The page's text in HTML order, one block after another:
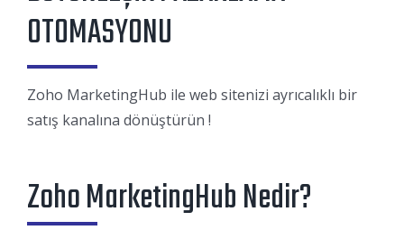
OTOMASYONU
Zoho MarketingHub ile web sitenizi ayrıcalıklı bir
satış kanalına dönüştürün !
Zoho MarketingHub Nedir?